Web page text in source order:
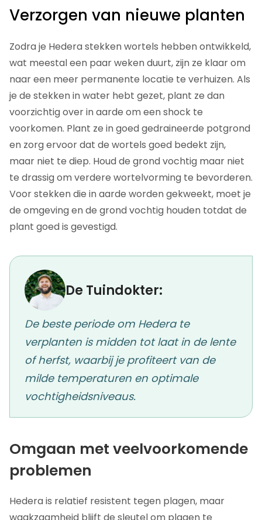
Verzorgen van nieuwe planten
Zodra je Hedera stekken wortels hebben ontwikkeld,
wat meestal een paar weken duurt, zijn ze klaar om
naar een meer permanente locatie te verhuizen. Als
je de stekken in water hebt gezet, plant ze dan
voorzichtig over in aarde om een shock te
voorkomen. Plant ze in goed gedraineerde potgrond
en zorg ervoor dat de wortels goed bedekt zijn,
maar niet te diep. Houd de grond vochtig maar niet
te drassig om verdere wortelvorming te bevorderen.
Voor stekken die in aarde worden gekweekt, moet je
de omgeving en de grond vochtig houden totdat de
plant goed is gevestigd.
De Tuindokter:
De beste periode om Hedera te
verplanten is midden tot laat in de lente
of herfst, waarbij je profiteert van de
milde temperaturen en optimale
vochtigheidsniveaus.
Omgaan met veelvoorkomende
problemen
Hedera is relatief resistent tegen plagen, maar